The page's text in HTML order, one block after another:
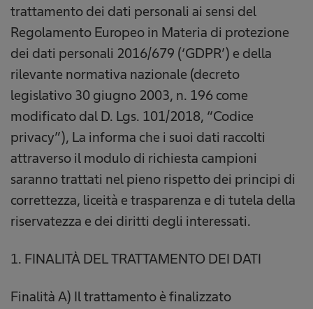
trattamento dei dati personali ai sensi del
Regolamento Europeo in Materia di protezione
dei dati personali 2016/679 (‘GDPR’) e della
rilevante normativa nazionale (decreto
legislativo 30 giugno 2003, n. 196 come
modificato dal D. Lgs. 101/2018, “Codice
privacy”), La informa che i suoi dati raccolti
attraverso il modulo di richiesta campioni
saranno trattati nel pieno rispetto dei principi di
correttezza, liceità e trasparenza e di tutela della
riservatezza e dei diritti degli interessati.
1. FINALITÀ DEL TRATTAMENTO DEI DATI
Finalità A) Il trattamento è finalizzato